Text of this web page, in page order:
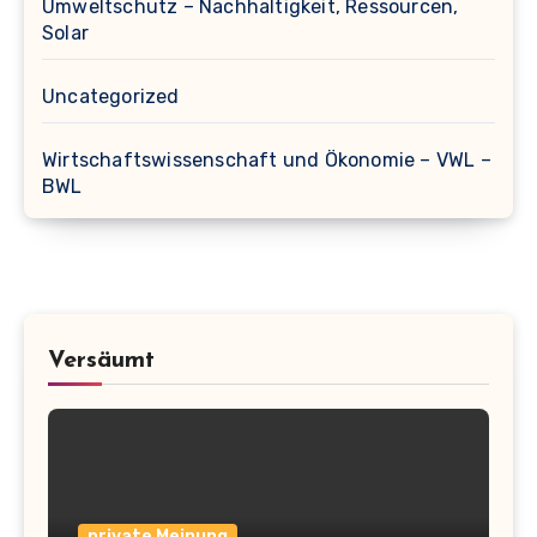
Umweltschutz – Nachhaltigkeit, Ressourcen,
Solar
Uncategorized
Wirtschaftswissenschaft und Ökonomie – VWL –
BWL
Versäumt